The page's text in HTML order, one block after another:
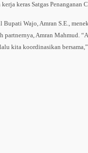
kerja keras Satgas
Bupati Wajo, Amran S.E.,
partnernya, Amran Mahmud.
kita koordinasikan